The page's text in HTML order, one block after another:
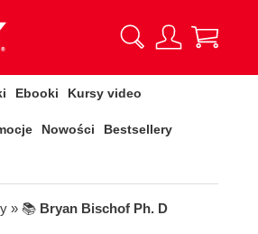
Ebooki Kursy video
Nowości Bestsellery
» 📚 Bryan Bischof Ph. D